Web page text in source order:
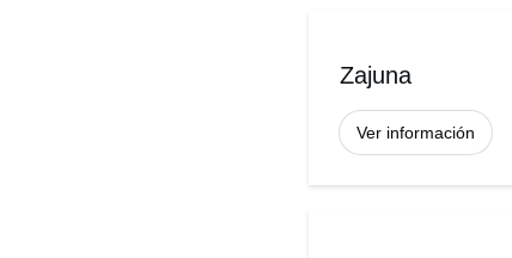
Zajuna
Ver información